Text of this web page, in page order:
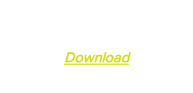
Download